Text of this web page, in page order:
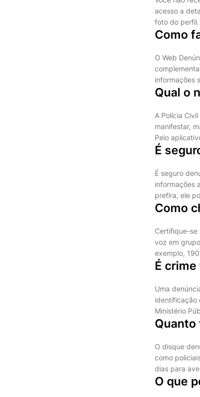
acesso a
foto do perfil.
Como
O Web
informações
Qual o
A Polícia
manifestar,
Pelo
É
É seguro
informações
prefira, ele
Como
Certifique-se
voz em
exemplo,
É
Uma
identificação
Ministério
Quanto
O disque
como
dias para
O que